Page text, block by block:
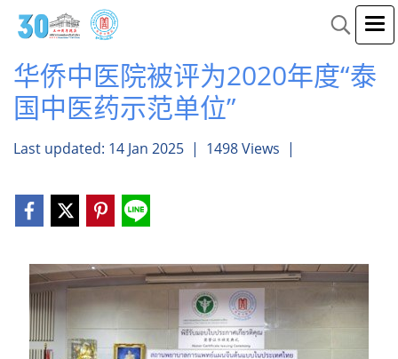
华侨中医院被评为2020年度“泰
国中医药示范单位”
Last updated: 14 Jan 2025 | 1498 Views |